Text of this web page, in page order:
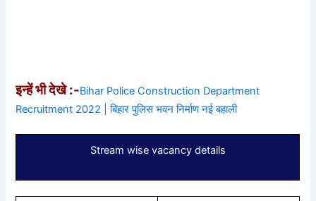
इन्हें भी देखे :-Bihar Police Construction Department
Recruitment 2022 | बिहार पुलिस भवन निर्माण नई बहाली
Stream wise vacancy details